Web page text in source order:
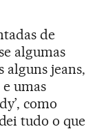
de
algumas
alguns jeans,
umas
como
tudo o que